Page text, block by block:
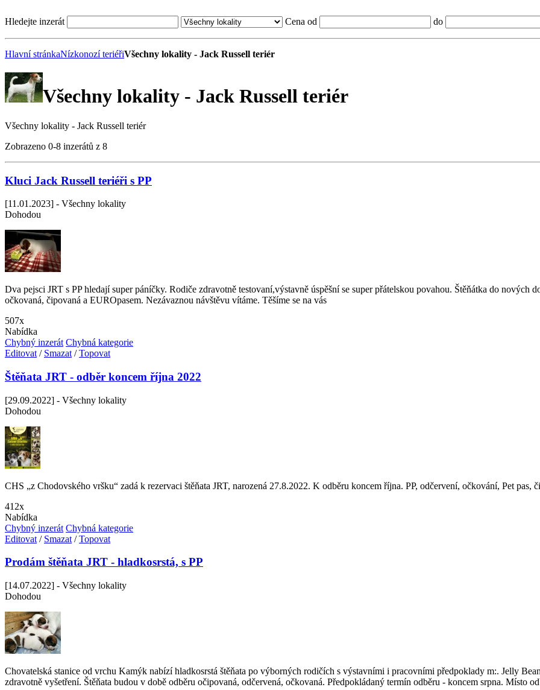
Hledejte inzerát Cena od do
Hlavní stránkaNízkonozí teriéřiVšechny lokality - Jack Russell teriér
Všechny lokality - Jack Russell teriér
Všechny lokality - Jack Russell teriér
Zobrazeno 0-8 inzerátů z 8
Kluci Jack Russell teriéři s PP
[11.01.2023] - Všechny lokality
Dohodou
Dva pejsci JRT s PP hledají super páníčky. Rodiče zdravotně testovaní,výstavně úspěšní se super přátelskou povahou. Štěňátka do
očkovaná, čipovaná a EUROpasem. Nezávaznou návštěvu vítáme. Těšíme se na vás
507x
Nabídka
Chybný inzerát Chybná kategorie
Editovat / Smazat /Topovat
Štěňata JRT - odběr koncem října 2022
[29.09.2022] - Všechny lokality
Dohodou
CHS „z Chodovského vršku“ zadá k rezervaci štěňata JRT, narozená 27.8.2022. K odběru koncem října. PP, odčervení, očkování, Pet pas,
412x
Nabídka
Chybný inzerát Chybná kategorie
Editovat / Smazat /Topovat
Prodám štěňata JRT - hladkosrstá, s PP
[14.07.2022] - Všechny lokality
Dohodou
Chovatelská stanice od vrchu Kamýk nabízí hladkosrstá štěňata po výborných rodičích s výstavními i pracovními předpoklady m:. Jelly
zdravotně vyšetření. Štěňata budou v době odběru očipovaná, odčervená, očkovaná. Předpokládaný termín odběru - koncem srpna. Místo